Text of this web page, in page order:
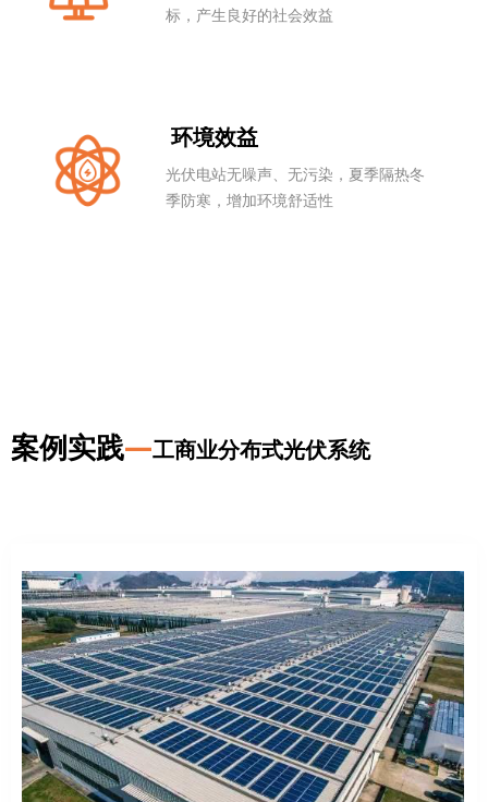
标，产生良好的社会效益
环境效益
光伏电站无噪声、无污染，夏季隔热冬
季防寒，增加环境舒适性
案例实践—工商业分布式光伏系统